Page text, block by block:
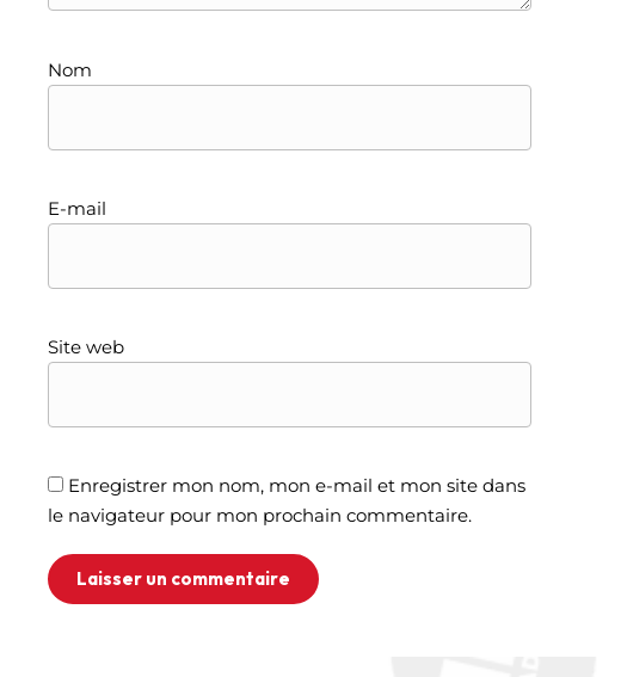
Nom
E-mail
Site web
Enregistrer mon nom, mon e-mail et mon site dans
le navigateur pour mon prochain commentaire.